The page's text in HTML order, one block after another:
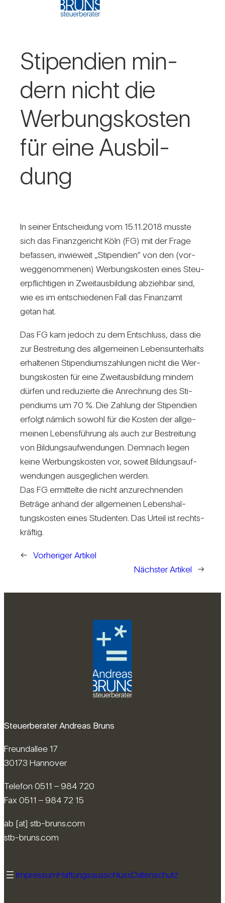
Sti­pen­dien min­
dern nicht die
Wer­bungs­kosten
für eine Aus­bil­
dung
In seiner Ent­schei­dung vom 15.11.2018 musste
sich das Finanz­ge­richt Köln (FG) mit der Frage
befassen, inwie­weit „Sti­pen­dien” von den (vor­
weg­ge­nom­menen) Wer­bungs­kosten eines Steu­
er­pflich­tigen in Zweit­aus­bil­dung abziehbar sind,
wie es im ent­schie­denen Fall das Finanzamt
getan hat.
Das FG kam jedoch zu dem Ent­schluss, dass die
zur Bestrei­tung des all­ge­meinen Lebens­un­ter­halts
erhal­tenen Sti­pen­di­ums­zah­lungen nicht die Wer­
bungs­kosten für eine Zweit­aus­bil­dung min­dern
dürfen und redu­zierte die Anrech­nung des Sti­
pen­diums um 70 %. Die Zah­lung der Sti­pen­dien
erfolgt näm­lich sowohl für die Kosten der all­ge­
meinen Lebens­füh­rung als auch zur Bestrei­tung
von Bil­dungs­auf­wen­dungen. Dem­nach liegen
keine Wer­bungs­kosten vor, soweit Bil­dungs­auf­
wen­dungen aus­ge­gli­chen werden.
Das FG ermit­telte die nicht anzu­rech­nenden
Beträge anhand der all­ge­meinen Lebens­hal­
tungs­kosten eines Stu­denten. Das Urteil ist rechts­
kräftig.
← Vorheriger Artikel
Nächster Artikel
→
Steuerberater Andreas Bruns
Freundallee 17
30173 Hannover
Telefon 0511 – 984 720
Fax 0511 – 984 72 15
ab [at] stb-bruns.com
stb-bruns.com
ImpressumHaftungsausschlussDatenschutz